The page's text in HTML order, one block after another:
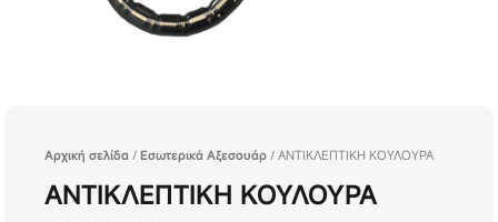
Αρχική σελίδα /Εσωτερικά Αξεσουάρ / ΑΝΤΙΚΛΕΠΤΙΚΗ ΚΟΥΛΟΥΡΑ
ΑΝΤΙΚΛΕΠΤΙΚΗ ΚΟΥΛΟΥΡΑ